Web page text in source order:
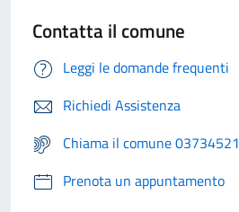
Contatta il comune
Leggi le domande frequenti
Richiedi Assistenza
Chiama il comune 03734521
Prenota un appuntamento